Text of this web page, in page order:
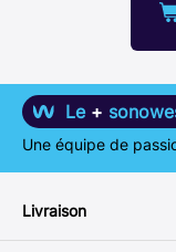
Le +
Une équipe de
Livraison